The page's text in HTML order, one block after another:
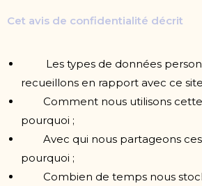
Cet avis de confidentialité décrit
Les types de données
recueillons en rapport avec ce
Comment nous utilisons
pourquoi ;
Avec qui nous partageons
pourquoi ;
Combien de temps nous